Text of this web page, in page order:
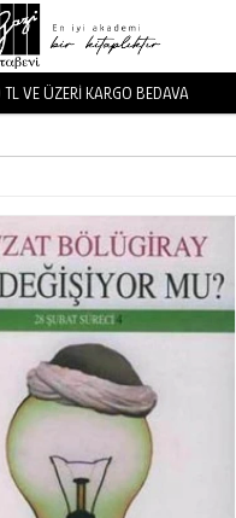
VE ÜZERİ KARGO BEDAVA